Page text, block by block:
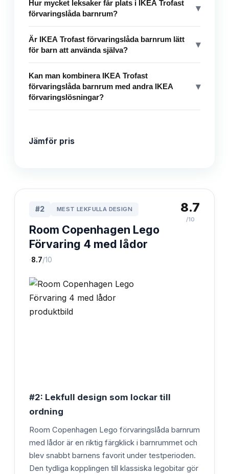
Hur mycket leksaker får plats i IKEA Trofast
förvaringslåda barnrum?
▾
Är IKEA Trofast förvaringslåda barnrum lätt
för barn att använda själva?
▾
Kan man kombinera IKEA Trofast
förvaringslåda barnrum med andra IKEA
förvaringslösningar?
▾
Jämför pris
#2 MEST LEKFULLA DESIGN
Room Copenhagen Lego
Förvaring 4 med lådor
·8.7/10
8.7
/10
#2: Lekfull design som lockar till
ordning
Room Copenhagen Lego förvaringslåda barnrum
med lådor är en riktig färgklick i barnrummet och
blev snabbt barnens favorit under testperioden.
Den tydliga kopplingen till klassiska legobitar gör